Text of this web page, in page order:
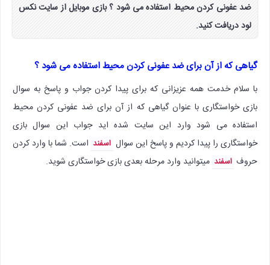
ضد عفونی کردن محیط استفاده می شود ؟ بازی موبایل از سایت نکس
لود دریافت کنید.
گیاهی که از آن برای ضد عفونی کردن محیط استفاده می شود ؟
با سلام خدمت همه عزیزانی که برای پیدا کردن جواب و پاسخ به سوال
بازی خواستگاری با عنوان گیاهی که از آن برای ضد عفونی کردن محیط
استفاده می شود وارد این سایت شده اید جواب این سوال بازی
خواستگاری را پیدا کردیم و پاسخ این سوال اسفند است. شما با وارد کردن
حروف اسفند میتوانید وارد مرحله بعدی بازی خواستگاری شوید.